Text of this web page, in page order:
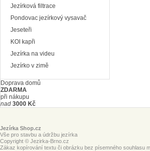
Jezírková filtrace
Pondovac jezírkový vysavač
Jeseteři
KOI kapři
Jezírka na videu
Jezírko v zimě
Doprava domů
ZDARMA
při nákupu
nad 3000 Kč
Jezírka Shop.cz
Vše pro stavbu a údržbu jezírka
Copyright © Jezirka-Brno.cz
Zákaz kopírování textu či obrázku bez písemného souhlasu